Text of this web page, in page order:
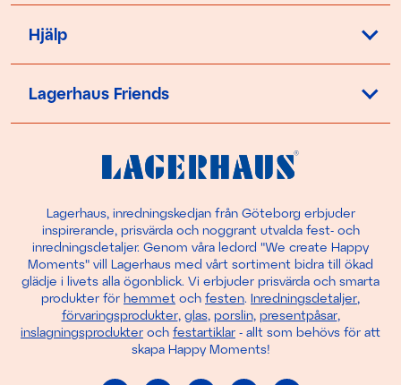
Hjälp
Lagerhaus Friends
Lagerhaus, inredningskedjan från Göteborg erbjuder
inspirerande, prisvärda och noggrant utvalda fest- och
inredningsdetaljer. Genom våra ledord "We create Happy
Moments" vill Lagerhaus med vårt sortiment bidra till ökad
glädje i livets alla ögonblick. Vi erbjuder prisvärda och smarta
produkter för hemmet och festen. Inredningsdetaljer,
förvaringsprodukter, glas, porslin, presentpåsar,
inslagningsprodukter och festartiklar - allt som behövs för att
skapa Happy Moments!